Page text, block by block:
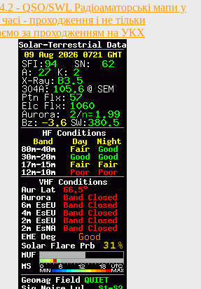
- QSO/SWL Радіоаматорські мапи у
- проходження і не тільки
за проходженням на УКХ